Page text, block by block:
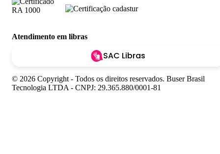
Atendimento em libras
SAC Libras
© 2026 Copyright - Todos os direitos reservados. Buser Brasil
Tecnologia LTDA - CNPJ: 29.365.880/0001-81